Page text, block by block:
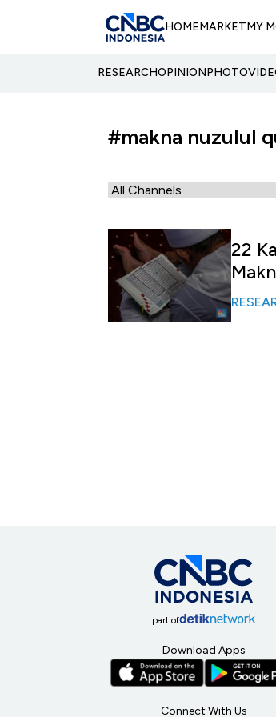
HOMEMARKETMY
RESEARCHOPINIONPHOTO
#makna nuzulul
22
part of
Download Apps
Connect With Us